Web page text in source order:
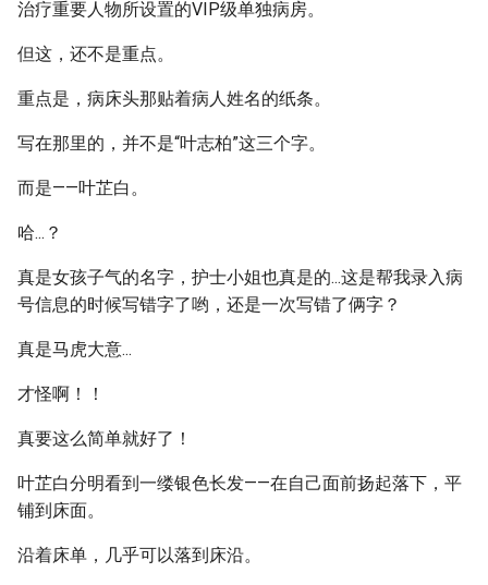
治疗重要人物所设置的VIP级单独病房。
但这，还不是重点。
重点是，病床头那贴着病人姓名的纸条。
写在那里的，并不是“叶志柏”这三个字。
而是——叶芷白。
哈...？
真是女孩子气的名字，护士小姐也真是的...这是帮我录入病
号信息的时候写错字了哟，还是一次写错了俩字？
真是马虎大意...
才怪啊！！
真要这么简单就好了！
叶芷白分明看到一缕银色长发——在自己面前扬起落下，平
铺到床面。
沿着床单，几乎可以落到床沿。